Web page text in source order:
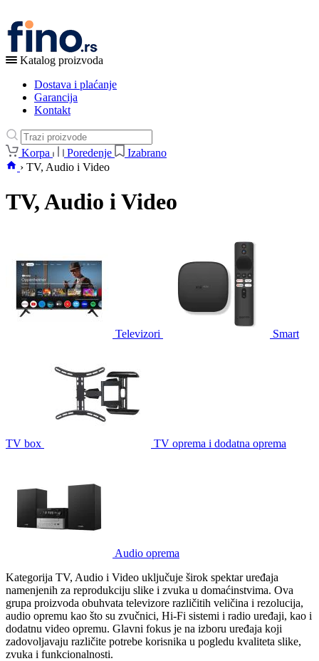
Katalog proizvoda
Dostava i plaćanje
Garancija
Kontakt
Korpa Poredenje
Izabrano
› TV, Audio i Video
TV, Audio i Video
Televizori Smart
TV box TV oprema i dodatna oprema
Audio oprema
Kategorija TV, Audio i Video uključuje širok spektar uređaja
namenjenih za reprodukciju slike i zvuka u domaćinstvima. Ova
grupa proizvoda obuhvata televizore različitih veličina i rezolucija,
audio opremu kao što su zvučnici, Hi-Fi sistemi i radio uređaji, kao i
dodatnu video opremu. Glavni fokus je na izboru uređaja koji
zadovoljavaju različite potrebe korisnika u pogledu kvaliteta slike,
zvuka i funkcionalnosti.